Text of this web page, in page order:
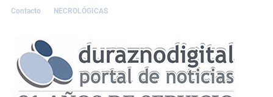
Contacto NECROLÓGICAS